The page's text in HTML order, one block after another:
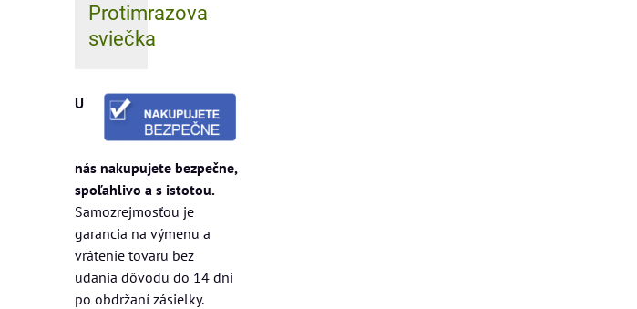
Protimrazova
sviečka
U
nás nakupujete bezpečne,
spoľahlivo a s istotou.
Samozrejmosťou je
garancia na výmenu a
vrátenie tovaru bez
udania dôvodu do 14 dní
po obdržaní zásielky.